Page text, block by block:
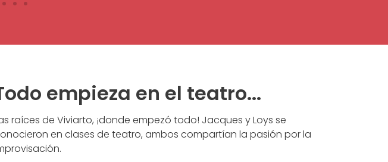
empieza en el teatro...
raíces de Viviarto, ¡donde empezó todo! Jacques y Loys se
en clases de teatro, ambos compartían la pasión por la